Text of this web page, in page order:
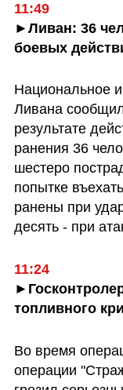
11:49
►Ливан: 36
боевых
Национальное
Ливана
результате
ранения 36
шестеро
попытке
ранены при
десять - при
11:24
топливного
Во время
операции